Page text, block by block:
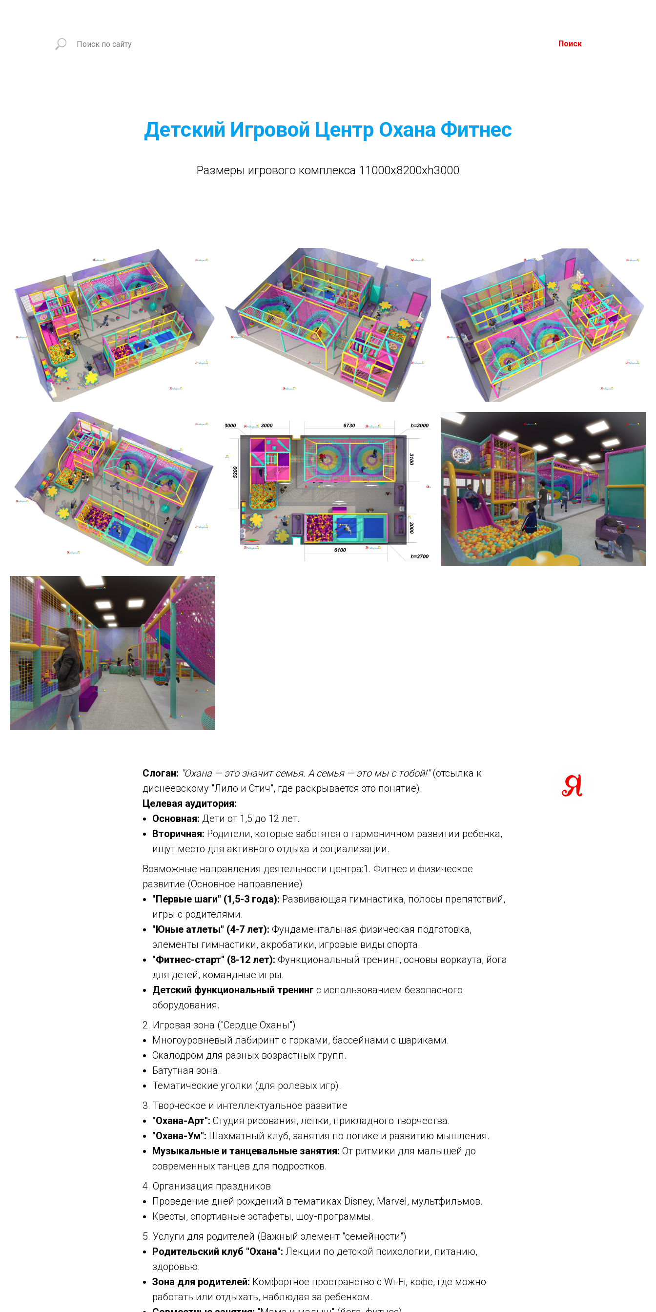
Поиск
Детский Игровой Центр Охана Фитнес
Размеры игрового комплекса 11000x8200xh3000
Слоган: "Охана — это значит семья. А семья — это мы с тобой!"(отсылка к
диснеевскому "Лило и Стич", где раскрывается это понятие).
Целевая аудитория:
Основная: Дети от 1,5 до 12 лет.
Вторичная: Родители, которые заботятся о гармоничном развитии ребенка,
ищут место для активного отдыха и социализации.
Возможные направления деятельности центра:1. Фитнес и физическое
развитие (Основное направление)
"Первые шаги" (1,5-3 года): Развивающая гимнастика, полосы препятствий,
игры с родителями.
"Юные атлеты" (4-7 лет): Фундаментальная физическая подготовка,
элементы гимнастики, акробатики, игровые виды спорта.
"Фитнес-старт" (8-12 лет): Функциональный тренинг, основы воркаута, йога
для детей, командные игры.
Детский функциональный тренинг с использованием безопасного
оборудования.
2. Игровая зона ("Сердце Оханы")
Многоуровневый лабиринт с горками, бассейнами с шариками.
Скалодром для разных возрастных групп.
Батутная зона.
Тематические уголки (для ролевых игр).
3. Творческое и интеллектуальное развитие
"Охана-Арт": Студия рисования, лепки, прикладного творчества.
"Охана-Ум": Шахматный клуб, занятия по логике и развитию мышления.
Музыкальные и танцевальные занятия: От ритмики для малышей до
современных танцев для подростков.
4. Организация праздников
Проведение дней рождений в тематиках Disney, Marvel, мультфильмов.
Квесты, спортивные эстафеты, шоу-программы.
5. Услуги для родителей (Важный элемент "семейности")
Родительский клуб "Охана": Лекции по детской психологии, питанию,
здоровью.
Зона для родителей: Комфортное пространство с Wi-Fi, кофе, где можно
работать или отдыхать, наблюдая за ребенком.